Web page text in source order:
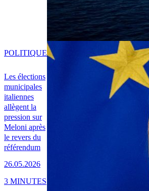
Les élections
municipales
italiennes
allègent la
pression sur
Meloni après
le revers du
référendum
26.05.2026
POLITIQUE
3 MINUTES